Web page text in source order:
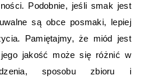
Podobnie, jeśli smak jest
są obce posmaki, lepiej
Pamiętajmy, że miód jest
jakość może się różnić w
sposobu zbioru i